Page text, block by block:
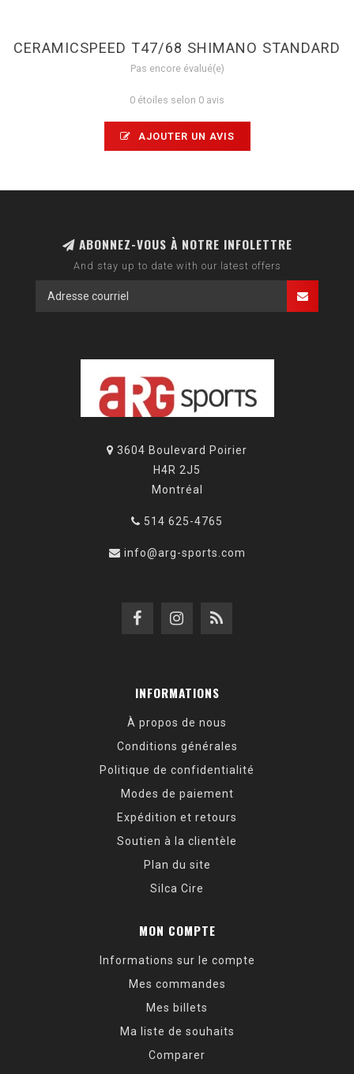
CERAMICSPEED T47/68 SHIMANO STANDARD
Pas encore évalué(e)
0 étoiles selon 0 avis
AJOUTER UN AVIS
ABONNEZ-VOUS À NOTRE INFOLETTRE
And stay up to date with our latest offers
3604 Boulevard Poirier
H4R 2J5
Montréal
514 625-4765
info@arg-sports.com
INFORMATIONS
À propos de nous
Conditions générales
Politique de confidentialité
Modes de paiement
Expédition et retours
Soutien à la clientèle
Plan du site
Silca Cire
MON COMPTE
Informations sur le compte
Mes commandes
Mes billets
Ma liste de souhaits
Comparer